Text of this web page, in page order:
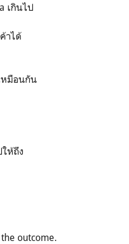
เกินไป
าได้
หมือนกัน
ห้ถึง
outcome.